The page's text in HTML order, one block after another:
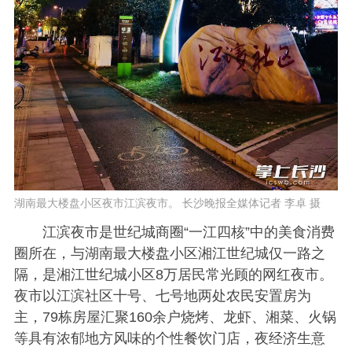
湖南最大楼盘小区夜市江滨夜市。 长沙晚报全媒体记者 李卓 摄
江滨夜市是世纪城商圈“一江四核”中的美食消费
圈所在，与湖南最大楼盘小区湘江世纪城仅一路之
隔，是湘江世纪城小区8万居民常光顾的网红夜市。
夜市以江滨社区十号、七号地两处农民安置房为
主，79栋房屋汇聚160余户烧烤、龙虾、湘菜、火锅
等具有浓郁地方风味的个性餐饮门店，夜经济生意